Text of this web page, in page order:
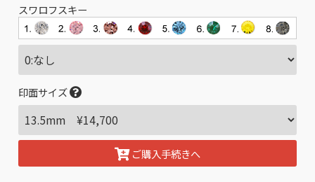
スワロフスキー
印面サイズ
ご購入手続きへ